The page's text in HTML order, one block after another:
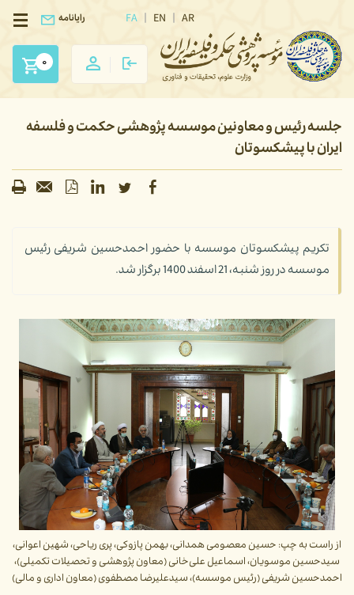
FA EN AR رایانامه
0
جلسه رئیس و معاونین موسسه پژوهشی حکمت و فلسفه
ایران با پیشکسوتان
تکریم پیشکسوتان موسسه با حضور احمدحسین شریفی رئیس
موسسه در روز شنبه، 21 اسفند 1400 برگزار شد.
از راست به چپ: حسین معصومی همدانی، بهمن پازوکی، پری ریاحی، شهین اعوانی،
سیدحسین موسویان، اسماعیل علی‌خانی (معاون پژوهشی و تحصیلات تکمیلی)،
احمدحسین شریفی (رئیس موسسه)، سیدعلیرضا مصطفوی (معاون اداری و مالی)